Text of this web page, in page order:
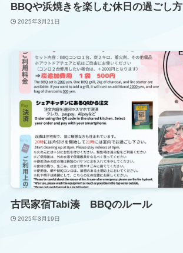
BBQや浜焼きを楽しむ休日の過ごし方
2025年3月21日
古民家宿Tabi湊 BBQのルール
2025年3月19日